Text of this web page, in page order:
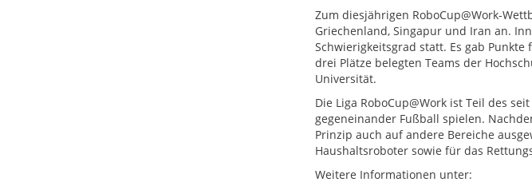
Zum diesjährigen RoboCup@Work-
Griechenland, Singapur und Iran an.
Schwierigkeitsgrad statt. Es gab
drei Plätze belegten Teams der
Universität.
Die Liga RoboCup@Work ist Teil des
gegeneinander Fußball spielen.
Prinzip auch auf andere Bereiche
Haushaltsroboter sowie für das
Weitere Informationen unter: